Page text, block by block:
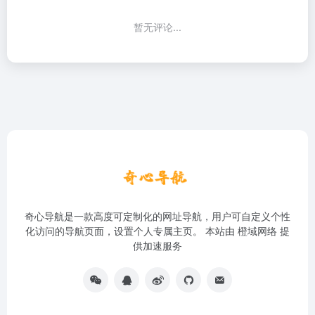
暂无评论...
奇心导航是一款高度可定制化的网址导航，用户可自定义个性
化访问的导航页面，设置个人专属主页。 本站由 橙域网络 提
供加速服务